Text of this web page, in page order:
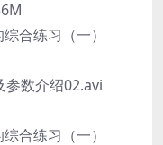
合练习（一）
数介绍02.avi
合练习（一）